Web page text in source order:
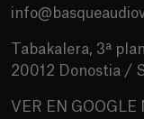
Tabakalera, 3ª
20012 Donostia /
VER EN GOOGLE